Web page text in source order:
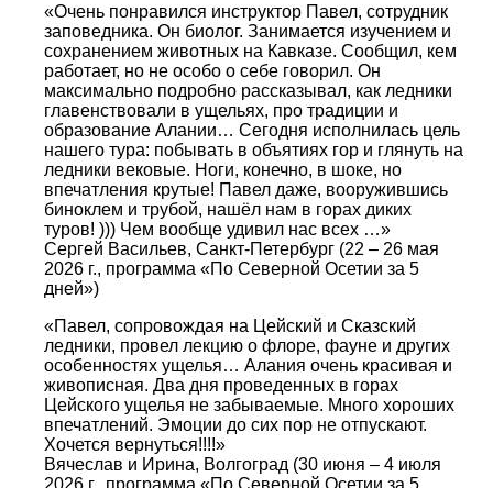
«Очень понравился инструктор Павел, сотрудник
заповедника. Он биолог. Занимается изучением и
сохранением животных на Кавказе. Сообщил, кем
работает, но не особо о себе говорил. Он
максимально подробно рассказывал, как ледники
главенствовали в ущельях, про традиции и
образование Алании… Сегодня исполнилась цель
нашего тура: побывать в объятиях гор и глянуть на
ледники вековые. Ноги, конечно, в шоке, но
впечатления крутые! Павел даже, вооружившись
биноклем и трубой, нашёл нам в горах диких
туров! ))) Чем вообще удивил нас всех …»
Сергей Васильев, Санкт-Петербург (22 – 26 мая
2026 г., программа «По Северной Осетии за 5
дней»)
«Павел, сопровождая на Цейский и Сказский
ледники, провел лекцию о флоре, фауне и других
особенностях ущелья… Алания очень красивая и
живописная. Два дня проведенных в горах
Цейского ущелья не забываемые. Много хороших
впечатлений. Эмоции до сих пор не отпускают.
Хочется вернуться!!!!»
Вячеслав и Ирина, Волгоград (30 июня – 4 июля
2026 г., программа «По Северной Осетии за 5